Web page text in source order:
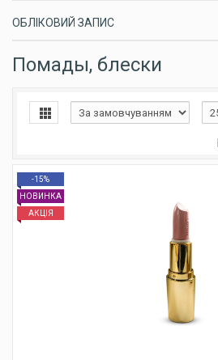
ОБЛІКОВИЙ ЗАПИС
Помады, блески
-15%
НОВИНКА
АКЦІЯ